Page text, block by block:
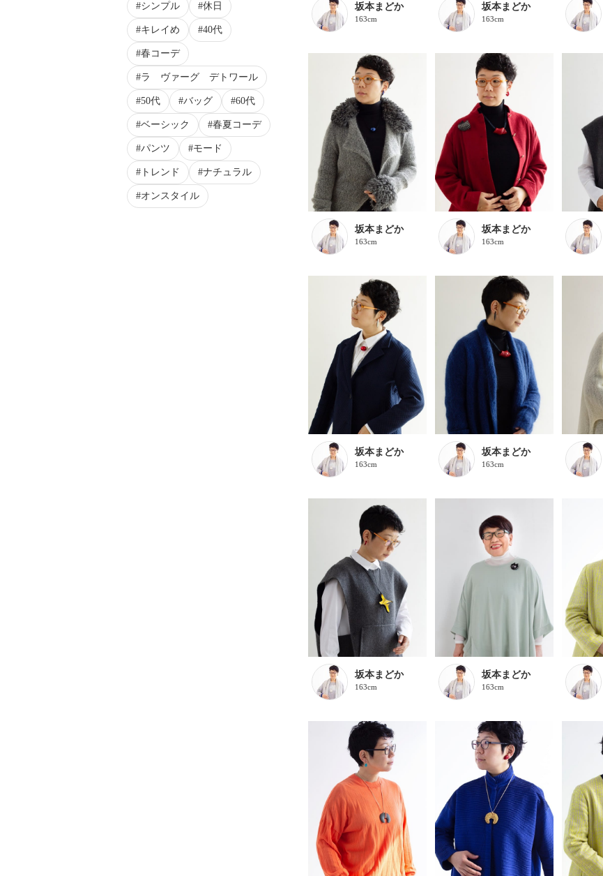
シンプル 休日
キレイめ 40代
春コーデ
ラ ヴァーグ デトワール
50代 バッグ 60代
ベーシック 春夏コーデ
パンツ モード
トレンド ナチュラル
オンスタイル
坂本まどか
163cm
坂本まどか
163cm
坂本まどか
163cm
坂本まどか
163cm
坂本まどか
163cm
坂本まどか
163cm
坂本まどか
163cm
坂本まどか
163cm